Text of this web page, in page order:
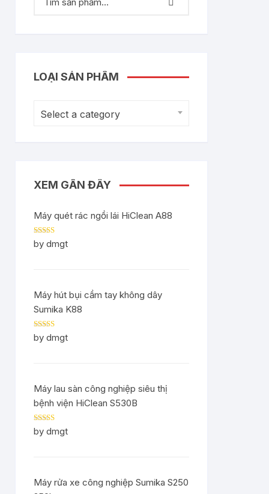
LOẠI SẢN PHẨM
Select a category
XEM GẦN ĐÂY
Máy quét rác ngồi lái HiClean A88
Rated5out
of 5
by dmgt
Máy hút bụi cầm tay không dây
Sumika K88
Rated5out
of 5
by dmgt
Máy lau sàn công nghiệp siêu thị
bệnh viện HiClean S530B
Rated5out
of 5
by dmgt
Máy rửa xe công nghiệp Sumika S250